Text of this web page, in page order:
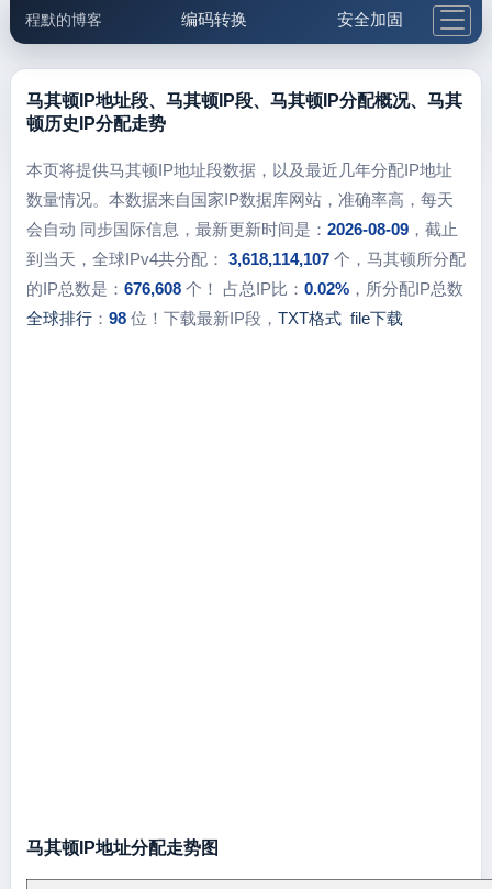
程默的博客 编码转换 安全加固
邮件工具 生活便民 更多工具
马其顿IP地址段、马其顿IP段、马其顿IP分配概况、马其
顿历史IP分配走势
本页将提供马其顿IP地址段数据，以及最近几年分配IP地址
数量情况。本数据来自国家IP数据库网站，准确率高，每天
会自动 同步国际信息，最新更新时间是： 2026-08-09，截止
到当天，全球IPv4共分配： 3,618,114,107个，马其顿所分配
的IP总数是： 676,608个！ 占总IP比： 0.02%，所分配IP总数
全球排行： 98位！下载最新IP段， TXT格式 file下载
马其顿IP地址分配走势图